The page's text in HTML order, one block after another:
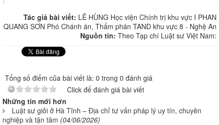
Tác giả bài viết: LÊ HÙNG Học viện Chính trị khu vực I PHAN
QUANG SƠN Phó Chánh án, Thẩm phán TAND khu vực 8 - Nghệ An
Nguồn tin: Theo Tạp chí Luật sư Việt Nam:
Tổng số điểm của bài viết là: 0 trong 0 đánh giá
Click để đánh giá bài viết
Những tin mới hơn
Luật sư giỏi ở Hà Tĩnh – Địa chỉ tư vấn pháp lý uy tín, chuyên
nghiệp và tận tâm (04/06/2026)